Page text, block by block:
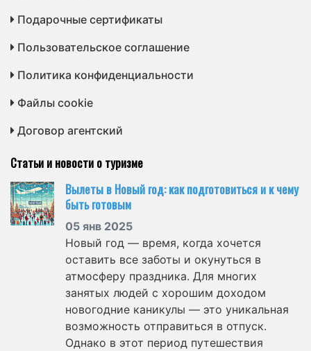
Подарочные сертификаты
Пользовательское соглашение
Политика конфиденциальности
Файлы cookie
Договор агентский
Статьи и новости о туризме
Вылеты в Новый год: как подготовиться и к чему
быть готовым
05 янв 2025
Новый год — время, когда хочется
оставить все заботы и окунуться в
атмосферу праздника. Для многих
занятых людей с хорошим доходом
новогодние каникулы — это уникальная
возможность отправиться в отпуск.
Однако в этот период путешествия